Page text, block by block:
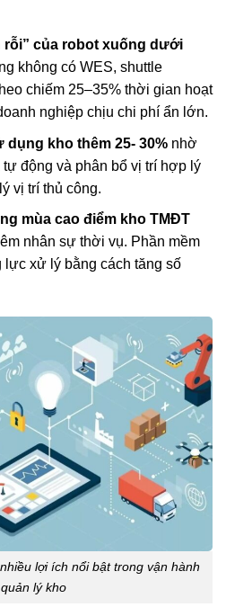
rỗi” của robot xuống dưới
không có WES, shuttle
chiếm 25–35% thời gian hoạt
nghiệp chịu chi phí ẩn lớn.
kho thêm 25- 30%nhờ
động và phân bổ vị trí hợp lý
vị trí thủ công.
mùa cao điểm kho TMĐT
nhân sự thời vụ. Phần mềm
lực xử lý bằng cách tăng số
lợi ích nổi bật trong vận hành
lý kho